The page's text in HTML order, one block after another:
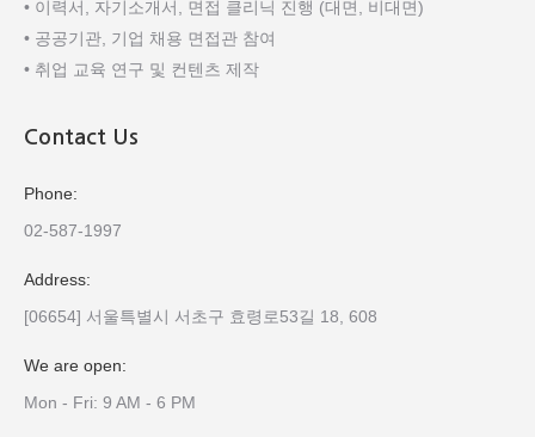
• 이력서, 자기소개서, 면접 클리닉 진행 (대면, 비대면)
• 공공기관, 기업 채용 면접관 참여
• 취업 교육 연구 및 컨텐츠 제작
Contact Us
Phone:
02-587-1997
Address:
[06654] 서울특별시 서초구 효령로53길 18, 608
We are open:
Mon - Fri: 9 AM - 6 PM